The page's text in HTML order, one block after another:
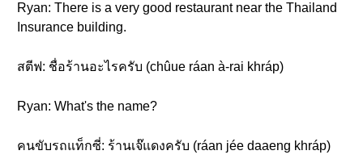
Ryan: There is a very good restaurant near the Thailand
Insurance building.
สตีฟ: ชื่อร้านอะไรครับ (chûue ráan à-rai khráp)
Ryan: What's the name?
คนขับรถแท็กซี่: ร้านเจ๊แดงครับ (ráan jée daaeng khráp)